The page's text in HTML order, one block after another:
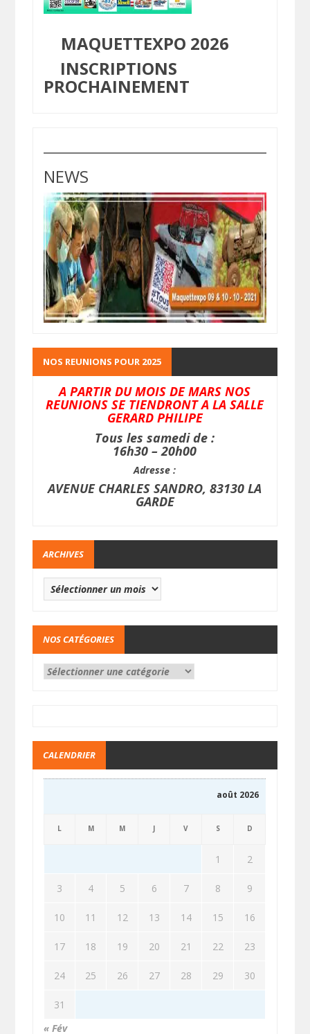
MAQUETTEXPO 2026
INSCRIPTIONS
PROCHAINEMENT
NEWS
NOS REUNIONS POUR 2025
A PARTIR DU MOIS DE MARS NOS
REUNIONS SE TIENDRONT A LA SALLE
GERARD PHILIPE
Tous les samedi de :
16h30 – 20h00
Adresse :
AVENUE CHARLES SANDRO, 83130 LA
GARDE
ARCHIVES
NOS CATÉGORIES
CALENDRIER
août 2026
L M M J V S D
1 2
3 4 5 6 7 8 9
10 11 12 13 14 15 16
17 18 19 20 21 22 23
24 25 26 27 28 29 30
31
« Fév